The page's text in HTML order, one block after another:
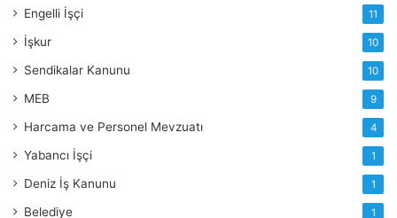
Engelli İşçi 11
İşkur 10
Sendikalar Kanunu 10
MEB 9
Harcama ve Personel Mevzuatı 4
Yabancı İşçi 1
Deniz İş Kanunu 1
Belediye 1